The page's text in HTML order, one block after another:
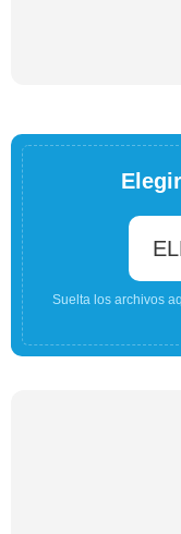
Suelta los archivos